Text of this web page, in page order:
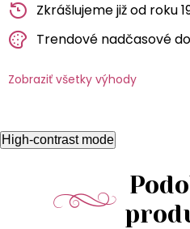
Zkrášlujeme již od roku
Trendové nadčasové
Zobraziť všetky výhody
High-contrast mode